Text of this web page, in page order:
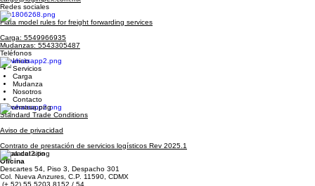
Logimpex de México
Email
mudanzas@logimpex.com.mx
cargo@logimpex.com.mx
Redes sociales
Fiata model rules for freight forwarding services
Carga: 5549966935
Mudanzas: 5543305487
Teléfonos
Inicio
Servicios
Carga
Mudanza
Nosotros
Contacto
Standard Trade Conditions
Aviso de privacidad